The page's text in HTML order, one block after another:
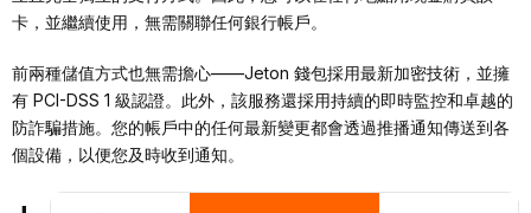
卡，並繼續使用，無需關聯任何銀行帳戶。
前兩種儲值方式也無需擔心——Jeton 錢包採用最新加密技術，並擁
有 PCI-DSS 1 級認證。此外，該服務還採用持續的即時監控和卓越的
防詐騙措施。您的帳戶中的任何最新變更都會透過推播通知傳送到各
個設備，以便您及時收到通知。